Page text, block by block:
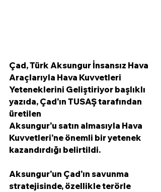
Çad, Türk Aksungur İnsansız Hava
Araçlarıyla Hava Kuvvetleri
Yeteneklerini Geliştiriyor başlıklı
yazıda, Çad'ın TUSAŞ tarafından
üretilen
Aksungur'u satın almasıyla Hava
Kuvvetleri'ne önemli bir yetenek
kazandırdığı belirtildi.
Aksungur'un Çad'ın savunma
stratejisinde, özellikle terörle